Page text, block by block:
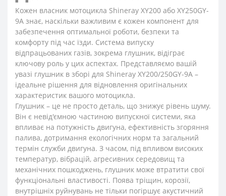
Кожен власник мотоцикла Shineray XY200 або XY250GY-
9A знає, наскільки важливим є кожен компонент для
забезпечення оптимальної роботи, безпеки та
комфорту під час їзди. Система випуску
відпрацьованих газів, зокрема глушник, відіграє
ключову роль у цих аспектах. Представляємо вашій
увазі глушник в зборі для Shineray XY200/250GY-9A –
ідеальне рішення для відновлення оригінальних
характеристик вашого мотоцикла.
Глушник – це не просто деталь, що знижує рівень шуму.
Він є невід'ємною частиною випускної системи, яка
впливає на потужність двигуна, ефективність згоряння
палива, дотримання екологічних норм та загальний
термін служби двигуна. З часом, під впливом високих
температур, вібрацій, агресивних середовищ та
механічних пошкоджень, глушник може втратити свої
функціональні властивості. Поява тріщин, корозії,
внутрішніх руйнувань не тільки погіршує акустичний